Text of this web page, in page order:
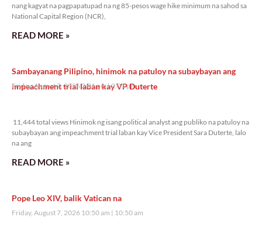
nang kagyat na pagpapatupad na ng 85-pesos wage hike minimum na sahod sa
National Capital Region (NCR),
READ MORE »
Sambayanang Pilipino, hinimok na patuloy na subaybayan ang
impeachment trial laban kay VP Duterte
Friday, August 7, 2026 2:01 pm 2:01 pm
11,444 total views Hinimok ng isang political analyst ang publiko na patuloy na
subaybayan ang impeachment trial laban kay Vice President Sara Duterte, lalo
na ang
READ MORE »
Pope Leo XIV, balik Vatican na
Friday, August 7, 2026 10:50 am 10:50 am